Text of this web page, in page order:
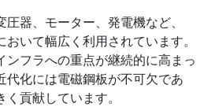
器、モーター、発電機など、
いて幅広く利用されています。
ンフラへの重点が継続的に高まっ
代化には電磁鋼板が不可欠であ
貢献しています。